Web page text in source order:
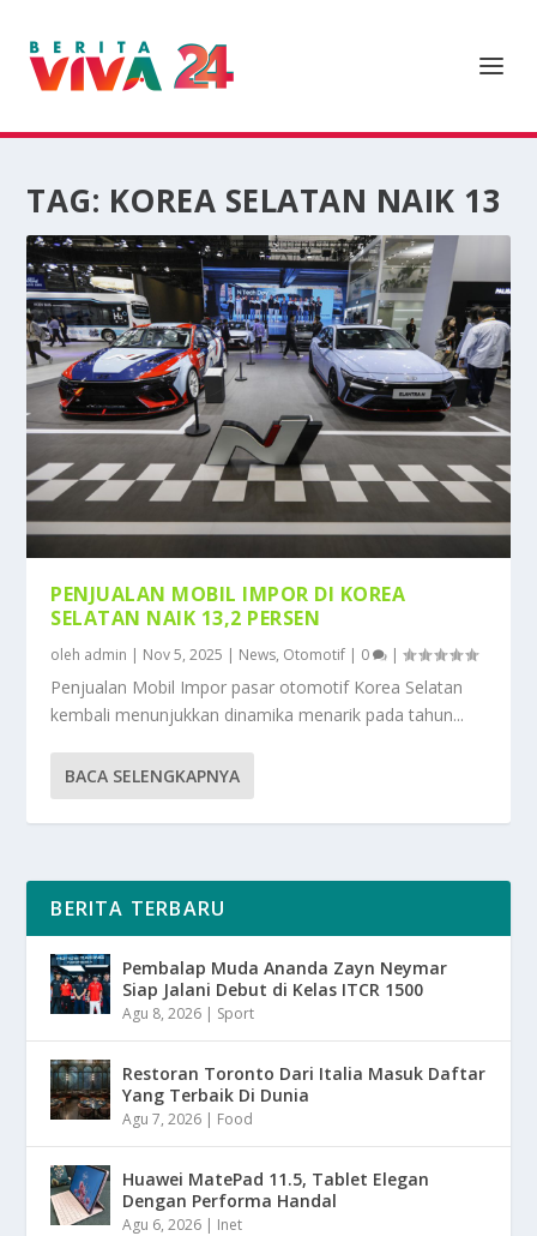
TAG: KOREA SELATAN NAIK 13
PENJUALAN MOBIL IMPOR DI KOREA
SELATAN NAIK 13,2 PERSEN
oleh admin | Nov 5, 2025 | News, Otomotif | 0 |
Penjualan Mobil Impor pasar otomotif Korea Selatan
kembali menunjukkan dinamika menarik pada tahun...
BACA SELENGKAPNYA
BERITA TERBARU
Pembalap Muda Ananda Zayn Neymar
Siap Jalani Debut di Kelas ITCR 1500
Agu 8, 2026 | Sport
Restoran Toronto Dari Italia Masuk Daftar
Yang Terbaik Di Dunia
Agu 7, 2026 | Food
Huawei MatePad 11.5, Tablet Elegan
Dengan Performa Handal
Agu 6, 2026 | Inet